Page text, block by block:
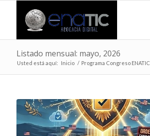
Listado mensual: mayo, 2026
Usted está aquí: Inicio / Programa Congreso ENATIC